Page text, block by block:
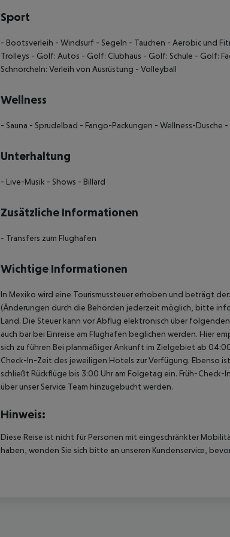
Sport
- Bootsverleih - Windsurf - Segeln - Tauchen - Aerobic und
Trolleys - Golf: Autos - Golf: Clubhaus - Golf: Schule - Golf:
Schnorcheln: Verleih von Ausrüstung - Volleyball
Wellness
- Sauna - Sprudelbad - Fango-Packungen - Wellness-Dusche
Unterhaltung
- Live-Musik - Shows - Billard
Zusätzliche Informationen
- Transfers zum Flughafen
Wichtige Informationen
In Mexiko wird eine Tourismussteuer erhoben und beträgt
(Änderungen durch die Behörden jederzeit möglich, bitte
Land. Die Steuer kann vor Abflug elektronisch über
auch bar bei Einreise am Flughafen beglichen werden. Hier
sich zu führen Bei planmäßiger Ankunft im Zielgebiet ab
Check-In-Zeit des jeweiligen Hotels zur Verfügung. Ebenso
schließt Rückflüge bis 3:00 Uhr am Folgetag ein. Früh-
über unser Service Team hinzugebucht werden.
Hinweis:
Diese Reise ist nicht für Personen mit eingeschränkter
haben, wenden Sie sich bitte an unseren Kundenservice,